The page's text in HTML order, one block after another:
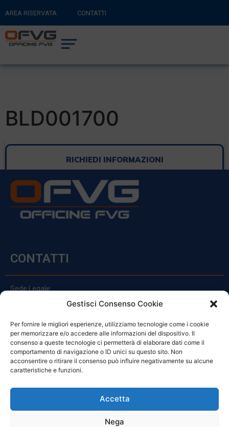
Gestisci Consenso Cookie
Per fornire le migliori esperienze, utilizziamo tecnologie come i cookie
per memorizzare e/o accedere alle informazioni del dispositivo. Il
consenso a queste tecnologie ci permetterà di elaborare dati come il
comportamento di navigazione o ID unici su questo sito. Non
acconsentire o ritirare il consenso può influire negativamente su alcune
caratteristiche e funzioni.
Accetta
Nega
AREA RISERVATA CONTATTI
RITORNA AL SITO PRINCIPALE
CARRELLO
BLD001700
RICHIEDI INFORMAZIONI
CONTATTI
Sede Legale:
Via Principe Di Udine 144
clienti@officinefvg.it
info@officinefvg.it
posta@officinefvgpec.It
ORARI